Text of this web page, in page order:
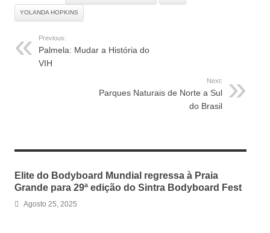
YOLANDA HOPKINS
Previous:
Palmela: Mudar a História do
VIH
Next:
Parques Naturais de Norte a Sul
do Brasil
Elite do Bodyboard Mundial regressa à Praia
Grande para 29ª edição do Sintra Bodyboard Fest
Agosto 25, 2025